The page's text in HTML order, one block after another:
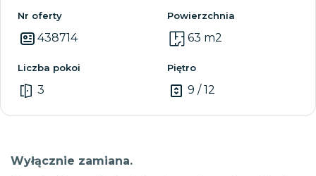
Nr oferty
438714
Powierzchnia
63 m2
Liczba pokoi
3
Piętro
9 / 12
Wyłącznie zamiana.